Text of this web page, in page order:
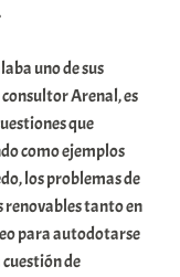
uno de sus
Arenal, es
que
como ejemplos
los problemas de
renovables tanto en
para autodotarse
de